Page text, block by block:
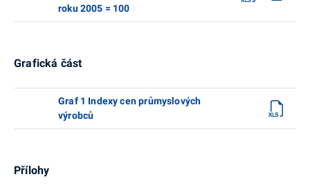
roku 2005 = 100
Grafická část
Graf 1 Indexy cen průmyslových
výrobců
Přílohy